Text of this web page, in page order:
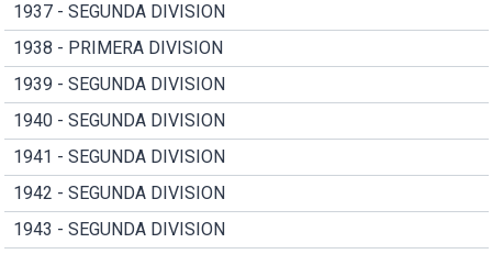
1937 - SEGUNDA DIVISION
1938 - PRIMERA DIVISION
1939 - SEGUNDA DIVISION
1940 - SEGUNDA DIVISION
1941 - SEGUNDA DIVISION
1942 - SEGUNDA DIVISION
1943 - SEGUNDA DIVISION